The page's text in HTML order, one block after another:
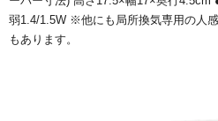
弱1.4/1.5W ※他にも局所換気専用の人
もあります。